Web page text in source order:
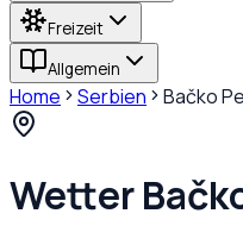
Freizeit
Allgemein
Home Serbien Bačko
Wetter